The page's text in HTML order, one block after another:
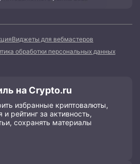
Виджеты для вебмастеров
обработки персональных данных
на Crypto.ru
избранные криптовалюты,
рейтинг за активность,
сохранять материалы